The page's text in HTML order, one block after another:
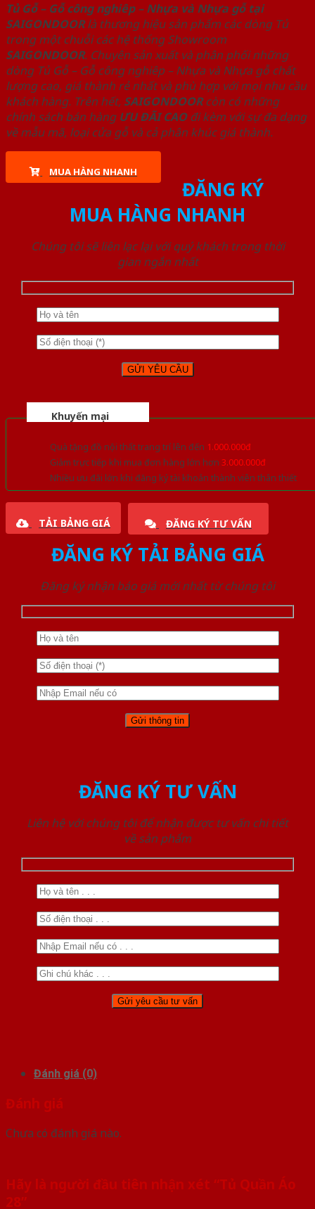
Tủ Gỗ – Gỗ công nghiêp – Nhựa và Nhựa gỗ tại
SAIGONDOORlà thương hiệu sản phẩm các dòng Tủ
trong một chuỗi các hệ thống Showroom
SAIGONDOOR. Chuyên sản xuất và phân phối những
dòng Tủ Gỗ – Gỗ công nghiêp – Nhựa và Nhựa gỗ chất
lượng cao, giá thành rẻ nhất và phù hợp với mọi nhu cầu
khách hàng. Trên hết, SAIGONDOORcòn có những
chính sách bán hàng ƯU ĐÃI CAOđi kèm với sự đa dạng
về mẫu mã, loại cửa gỗ và cả phân khúc giá thành.
MUA HÀNG NHANH
ĐĂNG KÝ
MUA HÀNG NHANH
Chúng tôi sẽ liên lạc lại với quý khách trong thời
gian ngắn nhất
Khuyến mại
Quà tặng đồ nội thất trang trí lên đến 1.000.000đ
Giảm trực tiếp khi mua đơn hàng lớn hơn 3.000.000đ
Nhiều ưu đãi lớn khi đăng ký tài khoản thành viên thân thiết
TẢI BẢNG GIÁ ĐĂNG KÝ TƯ VẤN
ĐĂNG KÝ TẢI BẢNG GIÁ
Đăng ký nhận báo giá mới nhất từ chúng tôi
ĐĂNG KÝ TƯ VẤN
Liên hệ với chúng tôi để nhận được tư vấn chi tiết
về sản phẩm
Đánh giá (0)
Đánh giá
Chưa có đánh giá nào.
Hãy là người đầu tiên nhận xét “Tủ Quần Áo
28”